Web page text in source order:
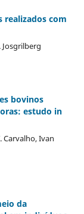
realizados com
Josgrilberg
bovinos
estudo in
Carvalho, Ivan
da